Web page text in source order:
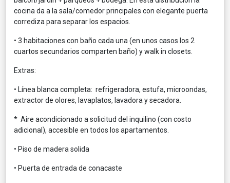
cocina da a la sala/comedor principales con elegante puerta
corrediza para separar los espacios.
• 3 habitaciones con baño cada una (en unos casos los 2
cuartos secundarios comparten baño) y walk in closets.
Extras:
• Línea blanca completa: refrigeradora, estufa, microondas,
extractor de olores, lavaplatos, lavadora y secadora.
* Aire acondicionado a solicitud del inquilino (con costo
adicional), accesible en todos los apartamentos.
• Piso de madera solida
• Puerta de entrada de conacaste